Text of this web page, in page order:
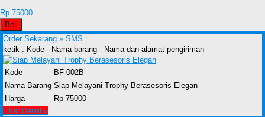
Rp 75000
Beli
Order Sekarang » SMS :
ketik : Kode - Nama barang - Nama dan alamat pengiriman
Kode
BF-002B
Nama Barang Siap Melayani Trophy Berasesoris Elegan
Harga
Rp 75000
Lihat Detail »